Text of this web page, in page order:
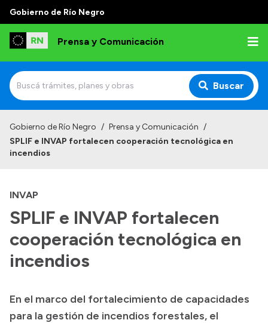
Gobierno de Río Negro
Prensa y Comunicación
Buscar
Institucional
Referentes de prensa
Archivo de noticias
Transparencia
Boletín Oficial
Gobierno de Río Negro / Prensa y Comunicación /
SPLIF e INVAP fortalecen cooperación tecnológica en
incendios
INVAP
SPLIF e INVAP fortalecen
cooperación tecnológica en
incendios
En el marco del fortalecimiento de capacidades
para la gestión de incendios forestales, el